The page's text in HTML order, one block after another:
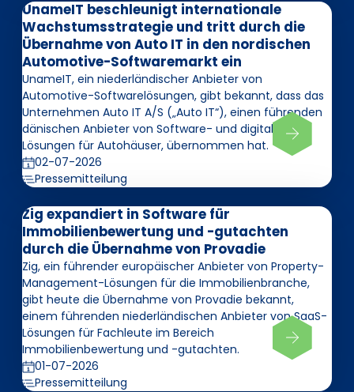
UnameIT beschleunigt internationale
Wachstumsstrategie und tritt durch die
Übernahme von Auto IT in den nordischen
Automotive-Softwaremarkt ein
UnameIT, ein niederländischer Anbieter von
Automotive-Softwarelösungen, gibt bekannt, dass das
Unternehmen Auto IT A/S („Auto IT“), einen führenden
dänischen Anbieter von Software- und digitalen
Lösungen für Autohäuser, übernommen hat.
02-07-2026
Pressemitteilung
Zig expandiert in Software für
Immobilienbewertung und -gutachten
durch die Übernahme von Provadie
Zig, ein führender europäischer Anbieter von Property-
Management-Lösungen für die Immobilienbranche,
gibt heute die Übernahme von Provadie bekannt,
einem führenden niederländischen Anbieter von SaaS-
Lösungen für Fachleute im Bereich
Immobilienbewertung und -gutachten.
01-07-2026
Pressemitteilung